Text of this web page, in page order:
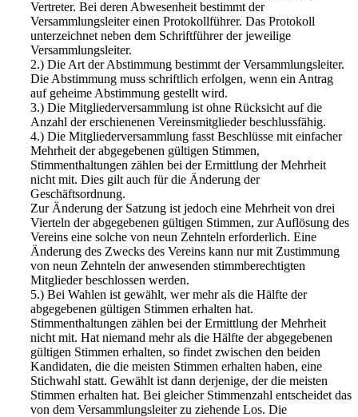
Vertreter. Bei deren Abwesenheit bestimmt der
Versammlungsleiter einen Protokollführer. Das Protokoll
unterzeichnet neben dem Schriftführer der jeweilige
Versammlungsleiter.
2.) Die Art der Abstimmung bestimmt der Versammlungsleiter.
Die Abstimmung muss schriftlich erfolgen, wenn ein Antrag
auf geheime Abstimmung gestellt wird.
3.) Die Mitgliederversammlung ist ohne Rücksicht auf die
Anzahl der erschienenen Vereinsmitglieder beschlussfähig.
4.) Die Mitgliederversammlung fasst Beschlüsse mit einfacher
Mehrheit der abgegebenen gültigen Stimmen,
Stimmenthaltungen zählen bei der Ermittlung der Mehrheit
nicht mit. Dies gilt auch für die Änderung der
Geschäftsordnung.
Zur Änderung der Satzung ist jedoch eine Mehrheit von drei
Vierteln der abgegebenen gültigen Stimmen, zur Auflösung des
Vereins eine solche von neun Zehnteln erforderlich. Eine
Änderung des Zwecks des Vereins kann nur mit Zustimmung
von neun Zehnteln der anwesenden stimmberechtigten
Mitglieder beschlossen werden.
5.) Bei Wahlen ist gewählt, wer mehr als die Hälfte der
abgegebenen gültigen Stimmen erhalten hat.
Stimmenthaltungen zählen bei der Ermittlung der Mehrheit
nicht mit. Hat niemand mehr als die Hälfte der abgegebenen
gültigen Stimmen erhalten, so findet zwischen den beiden
Kandidaten, die die meisten Stimmen erhalten haben, eine
Stichwahl statt. Gewählt ist dann derjenige, der die meisten
Stimmen erhalten hat. Bei gleicher Stimmenzahl entscheidet das
von dem Versammlungsleiter zu ziehende Los. Die